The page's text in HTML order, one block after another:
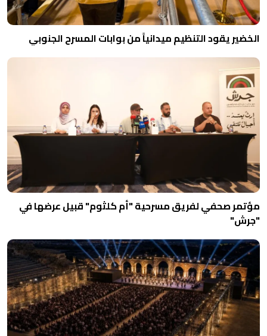
الخضير يقود التنظيم ميدانياً من بوابات المسرح الجنوبي
مؤتمر صحفي لفريق مسرحية "أم كلثوم" قبيل عرضها في
"جرش"